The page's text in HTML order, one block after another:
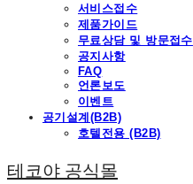
서비스접수
제품가이드
무료상담 및 방문접수
공지사항
FAQ
언론보도
이벤트
공기설계(B2B)
호텔전용 (B2B)
테코야 공식몰